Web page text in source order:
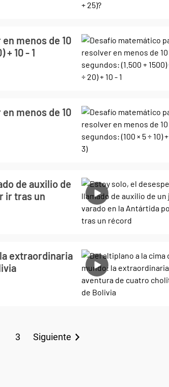
menos de 10
+ 10 - 1
menos de 10
de auxilio de
ir tras un
extraordinaria
3 Siguiente